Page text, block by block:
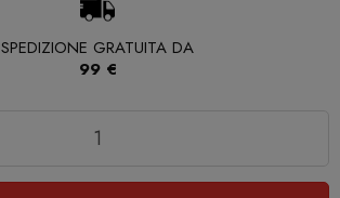
SPEDIZIONE GRATUITA DA
99 €